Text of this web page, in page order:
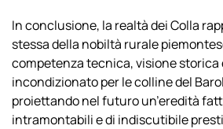
In conclusione, la realtà dei Colla
stessa della nobiltà rurale
competenza tecnica, visione storica
incondizionato per le colline del
proiettando nel futuro un’eredità
intramontabili e di indiscutibile